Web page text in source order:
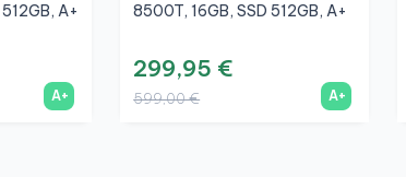
A+
A+
8500T, 16GB, SSD 512GB, A+
299,95 €
599,00 € A+